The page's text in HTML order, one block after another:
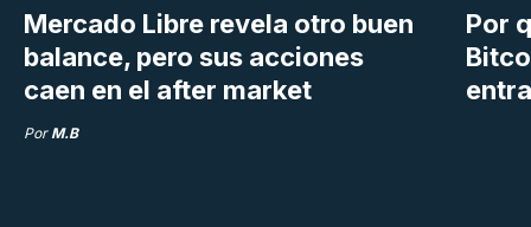
Mercado Libre revela otro buen
balance, pero sus acciones
caen en el after market
Por M.B
Por